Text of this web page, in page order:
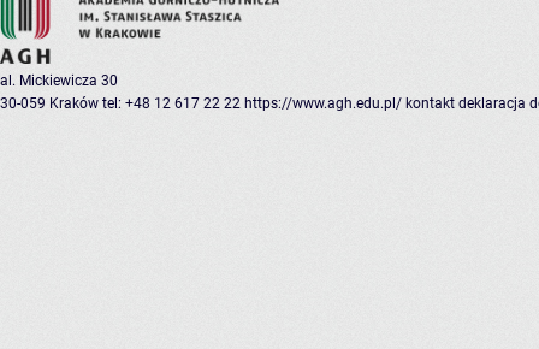
al. Mickiewicza 30
30-059 Kraków tel: +48 12 617 22 22 https://www.agh.edu.pl/ kontakt deklaracja